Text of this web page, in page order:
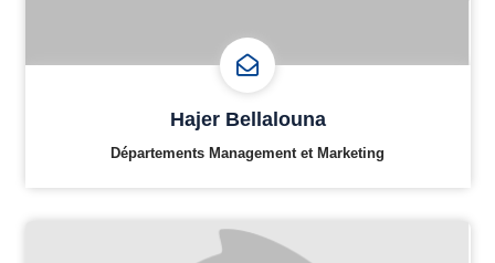
Hajer Bellalouna
Départements Management et Marketing